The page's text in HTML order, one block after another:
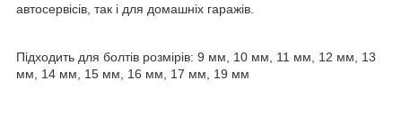
автосервісів, так і для домашніх гаражів.
Підходить для болтів розмірів: 9 мм, 10 мм, 11 мм, 12 мм, 13
мм, 14 мм, 15 мм, 16 мм, 17 мм, 19 мм